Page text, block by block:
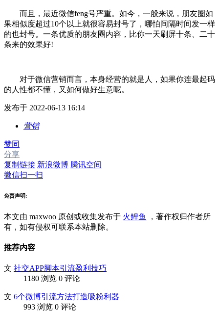
而且，最近微信feng号严重。如今，一般来说，朋友圈如
果相似度超过10个以上就很容易封号了，哪怕间隔时间发一样
的也封号。一条优质的朋友圈内容，比你一天刷屏十条、二十
条来的效果好!
对于微信营销而言，本身经营的就是人，如果你连最起码
的人性都不懂，又如何做好生意呢。
发布于 2022-06-13 16:14
营销
赞同
分享
复制链接 新浪微博 腾讯空间
微信扫一扫
免责声明:
本文由 maxwoo 原创或收集发布于 火鲤鱼
，著作权归作者所
有，如有侵权可联系本站删除。
推荐内容
文 社交APP脚本引流盈利技巧
1180 浏览 0 评论
文 6个微博引流方法打造吸粉利器
993 浏览 0 评论